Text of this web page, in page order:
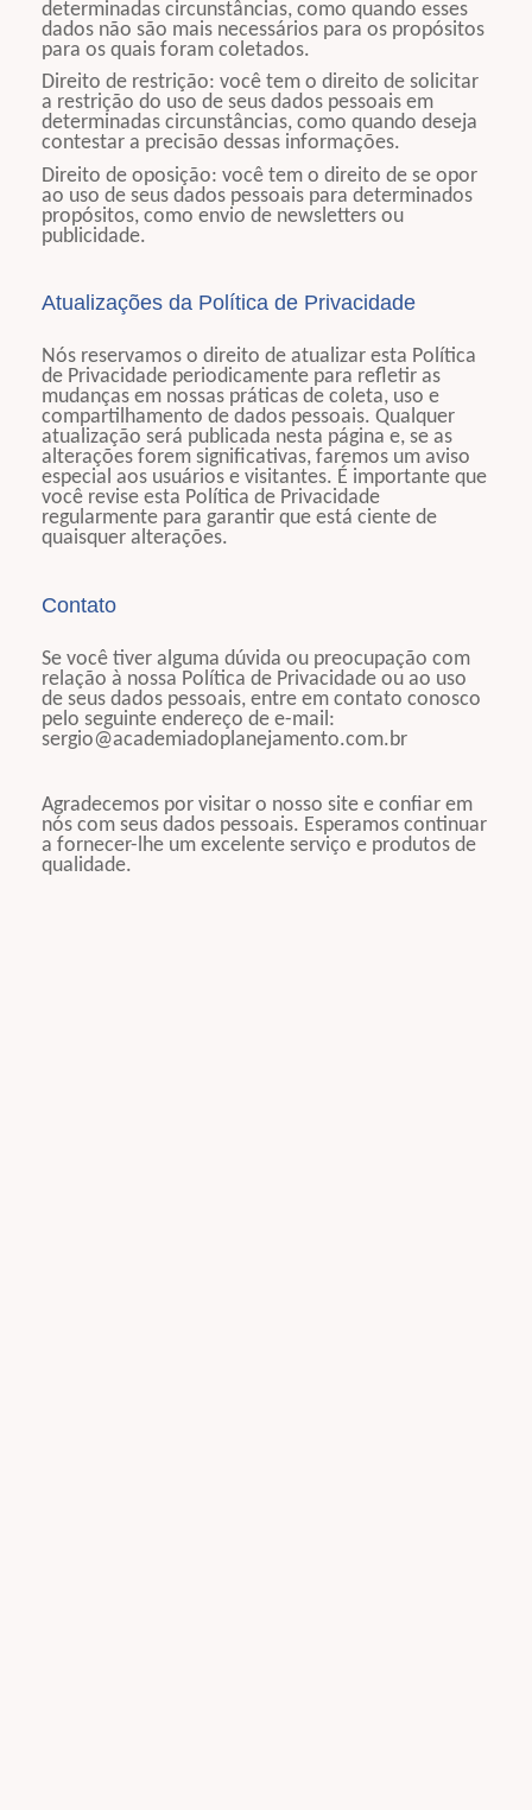
determinadas circunstâncias, como quando esses
dados não são mais necessários para os propósitos
para os quais foram coletados.
Direito de restrição: você tem o direito de solicitar
a restrição do uso de seus dados pessoais em
determinadas circunstâncias, como quando deseja
contestar a precisão dessas informações.
Direito de oposição: você tem o direito de se opor
ao uso de seus dados pessoais para determinados
propósitos, como envio de newsletters ou
publicidade.
Atualizações da Política de Privacidade
Nós reservamos o direito de atualizar esta Política
de Privacidade periodicamente para refletir as
mudanças em nossas práticas de coleta, uso e
compartilhamento de dados pessoais. Qualquer
atualização será publicada nesta página e, se as
alterações forem significativas, faremos um aviso
especial aos usuários e visitantes. É importante que
você revise esta Política de Privacidade
regularmente para garantir que está ciente de
quaisquer alterações.
Contato
Se você tiver alguma dúvida ou preocupação com
relação à nossa Política de Privacidade ou ao uso
de seus dados pessoais, entre em contato conosco
pelo seguinte endereço de e-mail:
sergio@academiadoplanejamento.com.br
Agradecemos por visitar o nosso site e confiar em
nós com seus dados pessoais. Esperamos continuar
a fornecer-lhe um excelente serviço e produtos de
qualidade.